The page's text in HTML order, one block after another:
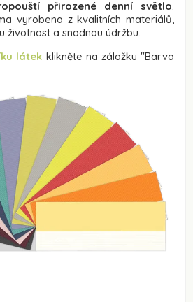
přirozené denní světlo.
vyrobena z kvalitních materiálů,
životnost a snadnou údržbu.
látek klikněte na záložku"Barva